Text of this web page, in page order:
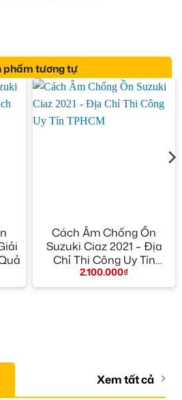
phẩm tương tự
Cách Âm Chống Ồn
Suzuki Ciaz 2021 – Địa
Chỉ Thi Công Uy Tín
TPHCM
2.100.000₫
Xem tất cả